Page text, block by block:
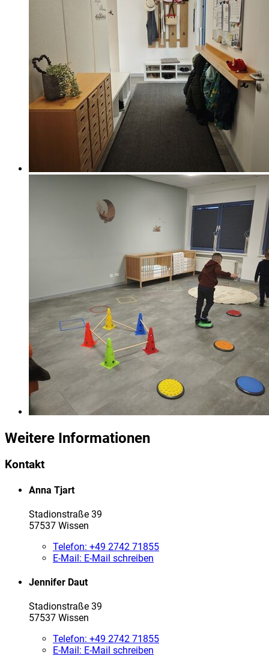
Weitere Informationen
Kontakt
Anna Tjart
Stadionstraße 39
57537 Wissen
Telefon: +49 2742 71855
E-Mail: E-Mail schreiben
Jennifer Daut
Stadionstraße 39
57537 Wissen
Telefon: +49 2742 71855
E-Mail: E-Mail schreiben